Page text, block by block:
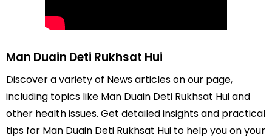
Man Duain Deti Rukhsat Hui
Discover a variety of News articles on our page,
including topics like Man Duain Deti Rukhsat Hui and
other health issues. Get detailed insights and practical
tips for Man Duain Deti Rukhsat Hui to help you on your